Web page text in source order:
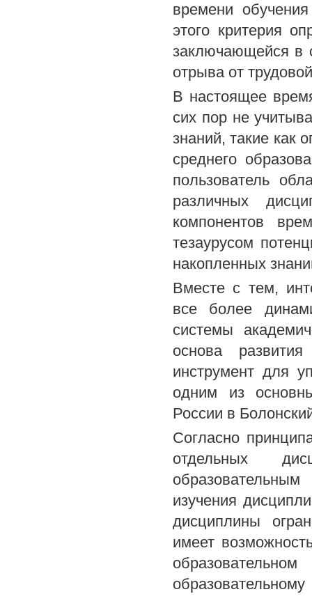
времени
этого критерия
заключающейся в
отрыва от
В настоящее
сих пор не
знаний, такие как
среднего
пользователь
различных
компонентов
тезаурусом
накопленных
Вместе с тем,
все более
системы
основа
инструмент для
одним из
России в
Согласно
отдельных
изучения
дисциплины
имеет